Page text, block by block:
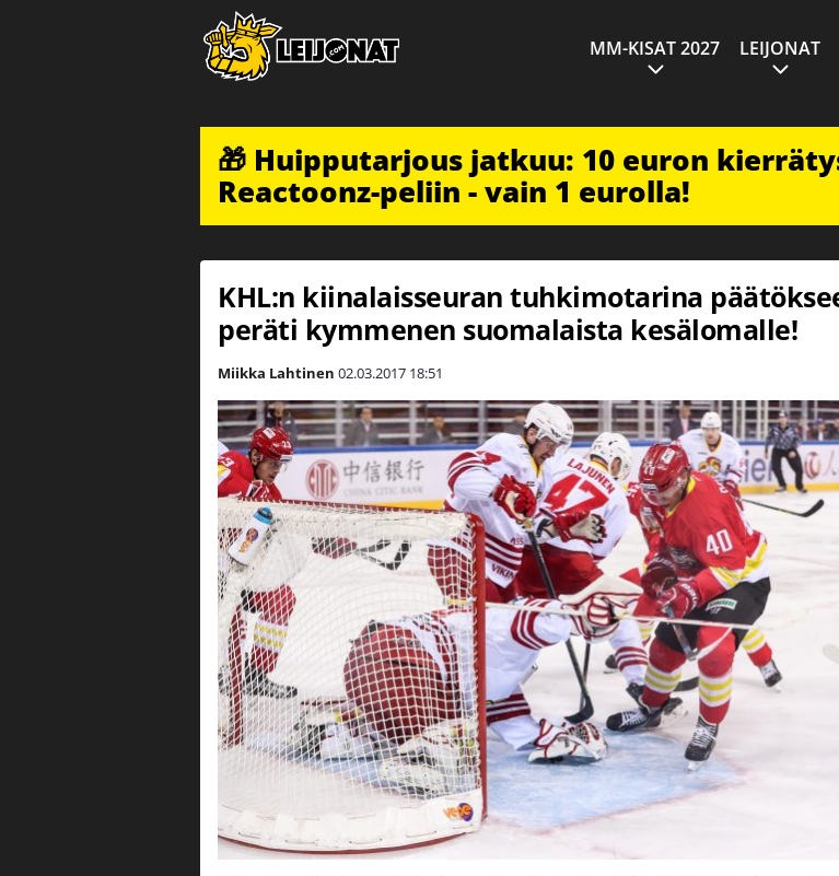
MM-KISAT 2027 LEIJONAT
🎁 Huipputarjous jatkuu: 10 euron
Reactoonz-peliin - vain 1 eurolla!
KHL:n kiinalaisseuran tuhkimotarina
peräti kymmenen suomalaista kesälomalle!
Miikka Lahtinen 02.03.2017 18:51